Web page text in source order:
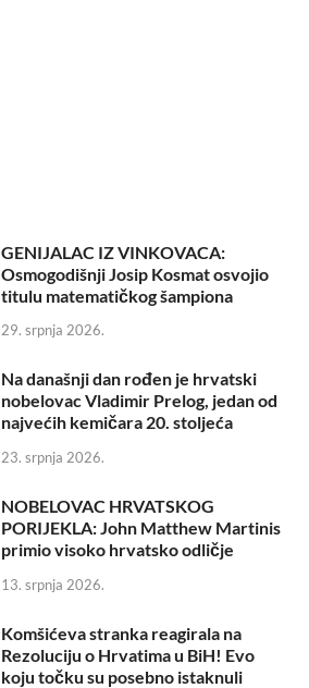
GENIJALAC IZ VINKOVACA:
Osmogodišnji Josip Kosmat osvojio
titulu matematičkog šampiona
29. srpnja 2026.
Na današnji dan rođen je hrvatski
nobelovac Vladimir Prelog, jedan od
najvećih kemičara 20. stoljeća
23. srpnja 2026.
NOBELOVAC HRVATSKOG
PORIJEKLA: John Matthew Martinis
primio visoko hrvatsko odličje
13. srpnja 2026.
Komšićeva stranka reagirala na
Rezoluciju o Hrvatima u BiH! Evo
koju točku su posebno istaknuli